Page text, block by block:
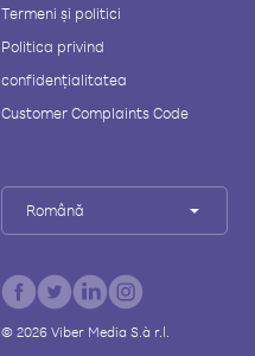
Termeni și politici
Politica privind
confidențialitatea
Customer Complaints Code
Română
© 2026Viber Media S.à r.l.